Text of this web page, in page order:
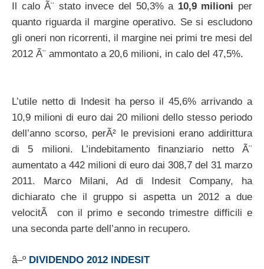
Il calo Ã¨ stato invece del 50,3% a 10,9 milioni per
quanto riguarda il margine operativo. Se si escludono
gli oneri non ricorrenti, il margine nei primi tre mesi del
2012 Ã¨ ammontato a 20,6 milioni, in calo del 47,5%.
L’utile netto di Indesit ha perso il 45,6% arrivando a
10,9 milioni di euro dai 20 milioni dello stesso periodo
dell’anno scorso, perÃ² le previsioni erano addirittura
di 5 milioni. L’indebitamento finanziario netto Ã¨
aumentato a 442 milioni di euro dai 308,7 del 31 marzo
2011. Marco Milani, Ad di Indesit Company, ha
dichiarato che il gruppo si aspetta un 2012 a due
velocitÃ con il primo e secondo trimestre difficili e
una seconda parte dell’anno in recupero.
â–º DIVIDENDO 2012 INDESIT